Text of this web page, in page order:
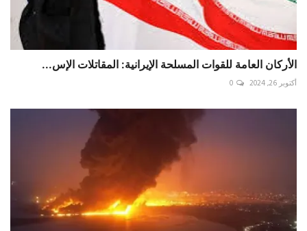
الأركان العامة للقوات المسلحة الإيرانية: المقاتلات الإس...
أكتوبر 26, 2024 0